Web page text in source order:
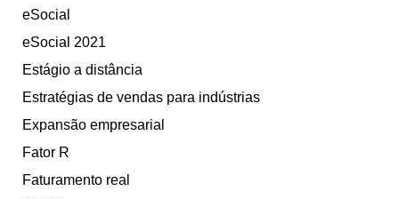
eSocial
eSocial 2021
Estágio a distância
Estratégias de vendas para indústrias
Expansão empresarial
Fator R
Faturamento real